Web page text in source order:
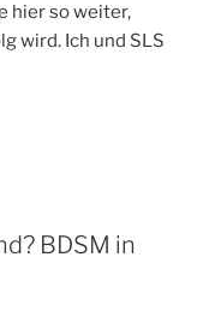
hier so weiter,
wird. Ich und SLS
BDSM in